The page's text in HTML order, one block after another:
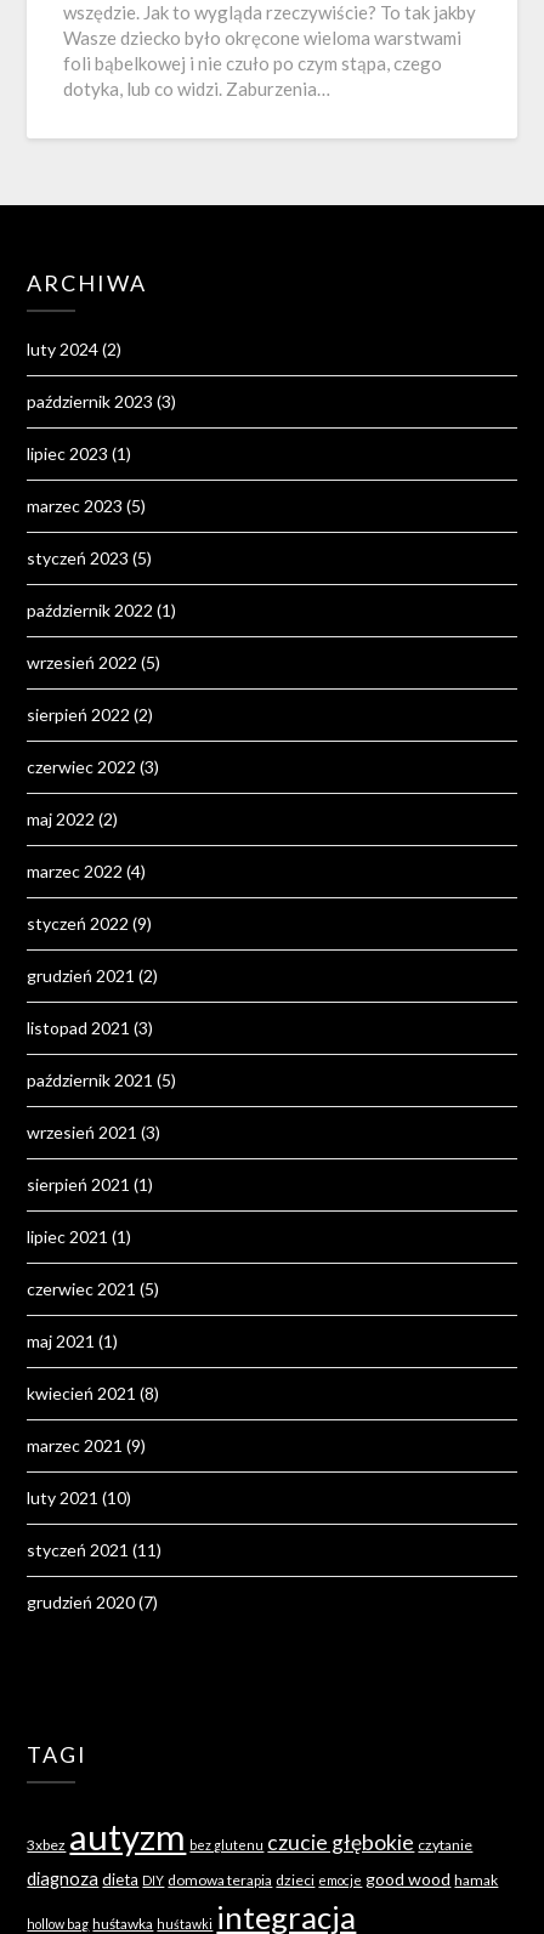
wszędzie. Jak to wygląda rzeczywiście? To tak jakby
Wasze dziecko było okręcone wieloma warstwami
foli bąbelkowej i nie czuło po czym stąpa, czego
dotyka, lub co widzi. Zaburzenia…
ARCHIWA
luty 2024(2)
październik 2023 (3)
lipiec 2023 (1)
marzec 2023 (5)
styczeń 2023 (5)
październik 2022 (1)
wrzesień 2022 (5)
sierpień 2022 (2)
czerwiec 2022 (3)
maj 2022 (2)
marzec 2022 (4)
styczeń 2022 (9)
grudzień 2021 (2)
listopad 2021 (3)
październik 2021 (5)
wrzesień 2021 (3)
sierpień 2021 (1)
lipiec 2021 (1)
czerwiec 2021 (5)
maj 2021 (1)
kwiecień 2021 (8)
marzec 2021 (9)
luty 2021 (10)
styczeń 2021 (11)
grudzień 2020(7)
TAGI
3xbez autyzm bez glutenu czucie głębokie czytanie
diagnoza dieta DIY domowa terapia dzieci emocje good wood hamak
hollow bag huśtawka huśtawki integracja